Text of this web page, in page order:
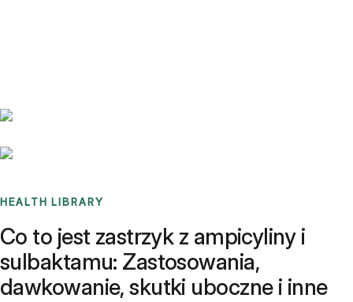
HEALTH LIBRARY
Co to jest zastrzyk z ampicyliny i
sulbaktamu: Zastosowania,
dawkowanie, skutki uboczne i inne